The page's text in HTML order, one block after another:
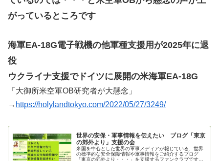
がっているところです
海軍EA-18G電子戦機の他軍種支援用が2025年に退
役
ウクライナ支援でドイツに展開の米海軍EA-18G
「大御所米空軍OB研究者が大懸念」
→ https://holylandtokyo.com/2022/05/27/3249/
世界の安保・軍事情報を伝えたい ブログ「東京
の郊外より」支援の会
米国を中心とした世界の軍事メディアが報じている、世界
の標準的な安全保障情報や軍事情報をご紹介するブログ
「東京の郊外より・・・」を支援するファンクラブです。